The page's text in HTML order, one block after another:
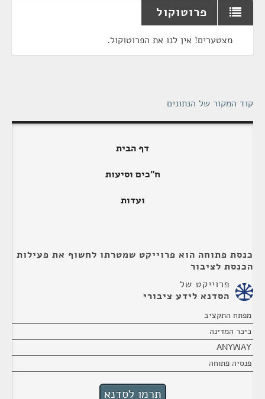
פרוטוקול
מצטערים! אין לנו את הפרוטוקול.
קוד המקור של הנתונים
דף הבית
ח"כים וסיעות
ועדות
כנסת פתוחה הוא פרוייקט שמטרתו לחשוף את פעילות
הכנסת לציבור
פרוייקט של
הסדנא לידע ציבורי
מפתח התקציב
כיכר המדינה
ANYWAY
פנסיה פתוחה